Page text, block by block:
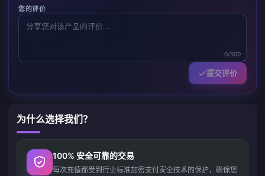
您的评价
0/500
提交评价
为什么选择我们？
100% 安全可靠的交易
每次充值都受到行业标准加密支付安全技术的保护，确保您